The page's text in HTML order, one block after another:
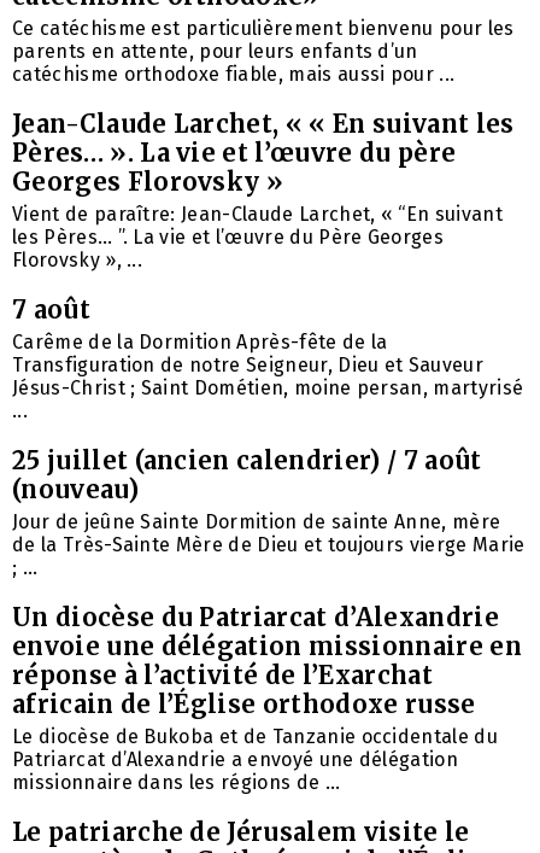
Ce catéchisme est particulièrement bienvenu pour les
parents en attente, pour leurs enfants d’un
catéchisme orthodoxe fiable, mais aussi pour ...
Jean-Claude Larchet, « « En suivant les
Pères… ». La vie et l’œuvre du père
Georges Florovsky »
Vient de paraître: Jean-Claude Larchet, « “En suivant
les Pères… ”. La vie et l’œuvre du Père Georges
Florovsky », ...
7 août
Carême de la Dormition Après-fête de la
Transfiguration de notre Seigneur, Dieu et Sauveur
Jésus-Christ ; Saint Dométien, moine persan, martyrisé
...
25 juillet (ancien calendrier) / 7 août
(nouveau)
Jour de jeûne Sainte Dormition de sainte Anne, mère
de la Très-Sainte Mère de Dieu et toujours vierge Marie
; ...
Un diocèse du Patriarcat d’Alexandrie
envoie une délégation missionnaire en
réponse à l’activité de l’Exarchat
africain de l’Église orthodoxe russe
Le diocèse de Bukoba et de Tanzanie occidentale du
Patriarcat d’Alexandrie a envoyé une délégation
missionnaire dans les régions de ...
Le patriarche de Jérusalem visite le